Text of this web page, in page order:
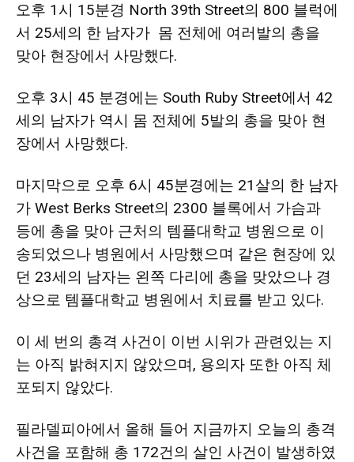
오후 1시 15분경 North 39th Street의 800 블럭에
서 25세의 한 남자가 몸 전체에 여러발의 총을
맞아 현장에서 사망했다.
오후 3시 45 분경에는 South Ruby Street에서 42
세의 남자가 역시 몸 전체에 5발의 총을 맞아 현
장에서 사망했다.
마지막으로 오후 6시 45분경에는 21살의 한 남자
가 West Berks Street의 2300 블록에서 가슴과
등에 총을 맞아 근처의 템플대학교 병원으로 이
송되었으나 병원에서 사망했으며 같은 현장에 있
던 23세의 남자는 왼쪽 다리에 총을 맞았으나 경
상으로 템플대학교 병원에서 치료를 받고 있다.
이 세 번의 총격 사건이 이번 시위가 관련있는 지
는 아직 밝혀지지 않았으며, 용의자 또한 아직 체
포되지 않았다.
필라델피아에서 올해 들어 지금까지 오늘의 총격
사건을 포함해 총 172건의 살인 사건이 발생하였